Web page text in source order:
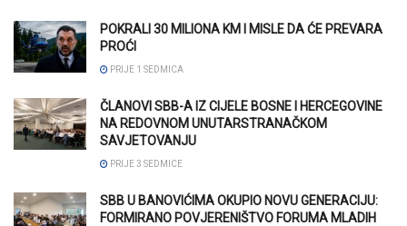
POKRALI 30 MILIONA KM I MISLE DA ĆE PREVARA
PROĆI
PRIJE 1 SEDMICA
ČLANOVI SBB-A IZ CIJELE BOSNE I HERCEGOVINE
NA REDOVNOM UNUTARSTRANAČKOM
SAVJETOVANJU
PRIJE 3 SEDMICE
SBB U BANOVIĆIMA OKUPIO NOVU GENERACIJU:
FORMIRANO POVJERENIŠTVO FORUMA MLADIH